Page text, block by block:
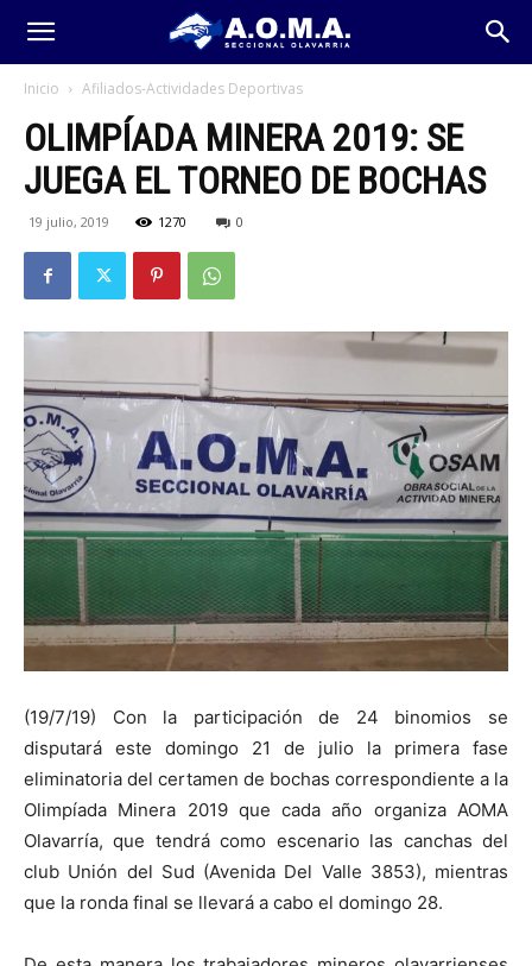
Inicio Afiliados-Actividades Deportivas
OLIMPÍADA MINERA 2019: SE
JUEGA EL TORNEO DE BOCHAS
19 julio, 2019 1270 0
(19/7/19) Con la participación de 24 binomios se
disputará este domingo 21 de julio la primera fase
eliminatoria del certamen de bochas correspondiente a la
Olimpíada Minera 2019 que cada año organiza AOMA
Olavarría, que tendrá como escenario las canchas del
club Unión del Sud (Avenida Del Valle 3853), mientras
que la ronda final se llevará a cabo el domingo 28.